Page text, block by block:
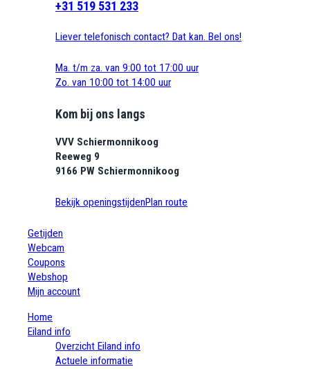
+31 519 531 233
Liever telefonisch contact? Dat kan. Bel ons!
Ma. t/m za. van 9:00 tot 17:00 uur
Zo. van 10:00 tot 14:00 uur
Kom bij ons langs
VVV Schiermonnikoog
Reeweg 9
9166 PW Schiermonnikoog
Bekijk openingstijdenPlan route
Getijden
Webcam
Coupons
Webshop
Mijn account
Home
Eiland info
Overzicht Eiland info
Actuele informatie